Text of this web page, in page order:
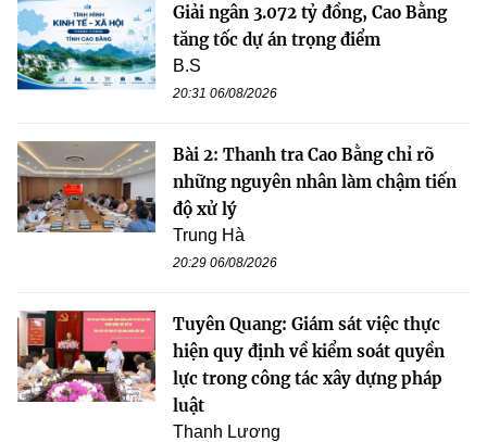
Giải ngân 3.072 tỷ đồng, Cao Bằng
tăng tốc dự án trọng điểm
B.S
20:31 06/08/2026
Bài 2: Thanh tra Cao Bằng chỉ rõ
những nguyên nhân làm chậm tiến
độ xử lý
Trung Hà
20:29 06/08/2026
Tuyên Quang: Giám sát việc thực
hiện quy định về kiểm soát quyền
lực trong công tác xây dựng pháp
luật
Thanh Lương